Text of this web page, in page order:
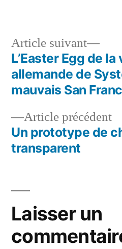
Navigation
de
l’article
Article précédent
Un prototype de
transparent
Article suivant
L’Easter Egg de
allemande de
mauvais San
Laisser un